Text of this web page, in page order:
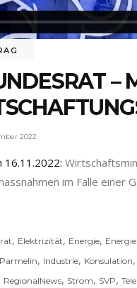
–
2022
16.11.2022:
im Falle einer
, Elektrizität, Energie,
, Industrie, Konsulation,
RegionalNews, Strom, SVP,